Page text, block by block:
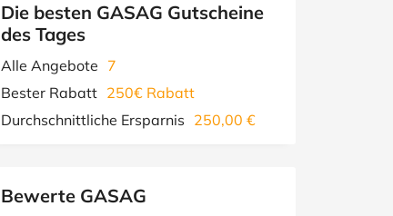
Die besten GASAG Gutscheine
des Tages
Alle Angebote 7
Bester Rabatt 250€ Rabatt
Durchschnittliche Ersparnis 250,00 €
Bewerte GASAG